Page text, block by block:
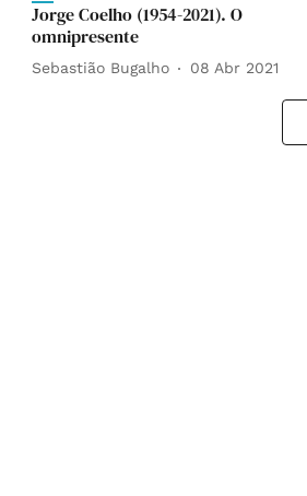
Jorge Coelho (1954-2021). O
omnipresente
Sebastião Bugalho 08 Abr 2021